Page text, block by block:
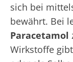
sich bei
bewährt. Bei
Paracetamol
Wirkstoffe